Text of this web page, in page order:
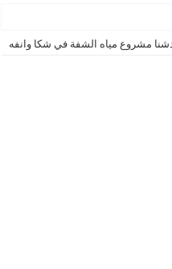
مشروع مياه الشفة في شكا وانفه